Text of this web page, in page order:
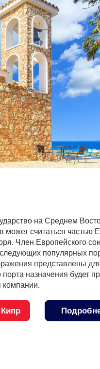
на Среднем
может считаться частью
Член Европейского
популярных
представлены
назначения будет
компании.